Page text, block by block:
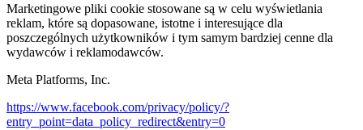
Marketingowe pliki cookie stosowane są w celu wyświetlania
reklam, które są dopasowane, istotne i interesujące dla
poszczególnych użytkowników i tym samym bardziej cenne dla
wydawców i reklamodawców.
Meta Platforms, Inc.
https://www.facebook.com/privacy/policy/?
entry_point=data_policy_redirect&entry=0